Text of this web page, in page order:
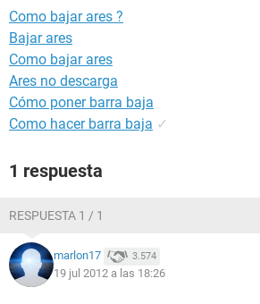
Como bajar ares ?
Bajar ares
Como bajar ares
Ares no descarga
Cómo poner barra baja
Como hacer barra baja ✓
1 respuesta
RESPUESTA 1 / 1
marlon17 3.574
19 jul 2012 a las 18:26